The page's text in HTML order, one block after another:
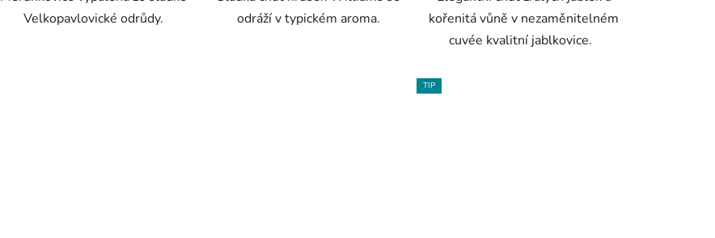
Velkopavlovické odrůdy.
odráží v typickém aroma.
kořenitá vůně v nezaměnitelném
cuvée kvalitní jablkovice.
TIP